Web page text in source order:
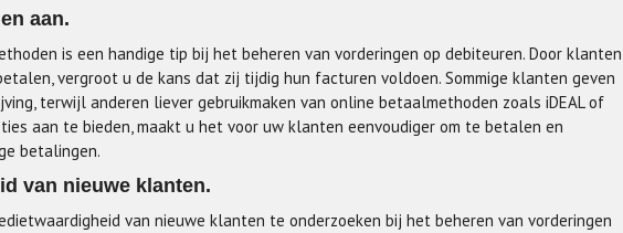
aan.
is een handige tip bij het beheren van vorderingen op debiteuren. Door klanten
vergroot u de kans dat zij tijdig hun facturen voldoen. Sommige klanten geven
terwijl anderen liever gebruikmaken van online betaalmethoden zoals iDEAL of
aan te bieden, maakt u het voor uw klanten eenvoudiger om te betalen en
betalingen.
van nieuwe klanten.
van nieuwe klanten te onderzoeken bij het beheren van vorderingen